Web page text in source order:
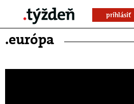
prihlásiť
.európa